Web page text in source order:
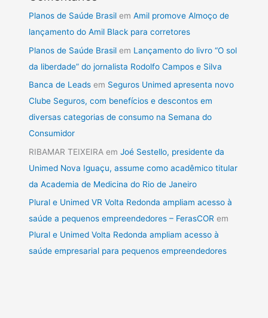
Planos de Saúde Brasil emAmil promove Almoço de
lançamento do Amil Black para corretores
Planos de Saúde Brasil em Lançamento do livro “O sol
da liberdade” do jornalista Rodolfo Campos e Silva
Banca de Leads em Seguros Unimed apresenta novo
Clube Seguros, com benefícios e descontos em
diversas categorias de consumo na Semana do
Consumidor
RIBAMAR TEIXEIRA emJoé Sestello, presidente da
Unimed Nova Iguaçu, assume como acadêmico titular
da Academia de Medicina do Rio de Janeiro
Plural e Unimed VR Volta Redonda ampliam acesso à
saúde a pequenos empreendedores – FerasCOR em
Plural e Unimed Volta Redonda ampliam acesso à
saúde empresarial para pequenos empreendedores